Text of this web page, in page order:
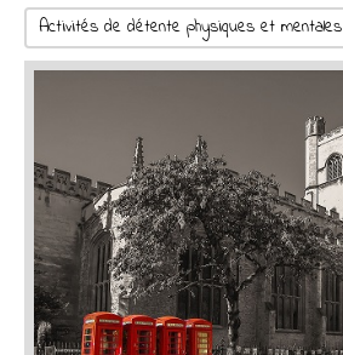
Activités de détente physiques et mentales